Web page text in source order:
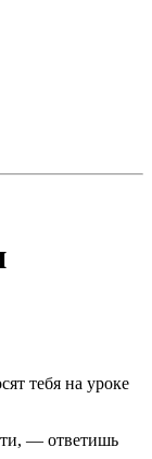
тебя на уроке
— ответишь